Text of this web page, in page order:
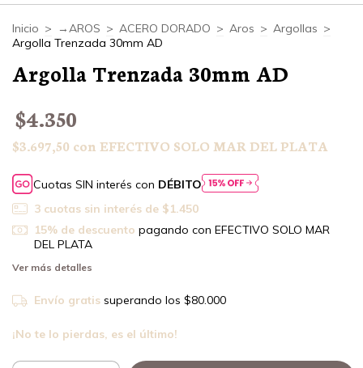
Inicio > →AROS > ACERO DORADO > Aros > Argollas >
Argolla Trenzada 30mm AD
Argolla Trenzada 30mm AD
$4.350
$3.697,50 con EFECTIVO SOLO MAR DEL PLATA
Cuotas SIN interés con DÉBITO
3 cuotas sin interés de $1.450
15% de descuento pagando con EFECTIVO SOLO MAR
DEL PLATA
Ver más detalles
Envío gratis superando los $80.000
¡No te lo pierdas, es el último!